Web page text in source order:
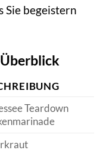
Sie begeistern
Teardown